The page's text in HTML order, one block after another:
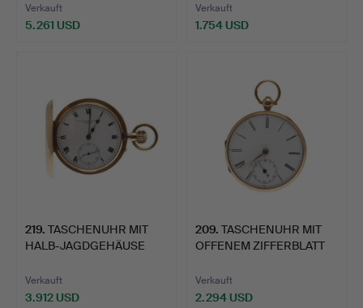
Verkauft
5.261 USD
Verkauft
1.754 USD
219. TASCHENUHR MIT
HALB-JAGDGEHÄUSE
Verkauft
3.912 USD
209. TASCHENUHR MIT
OFFENEM ZIFFERBLATT
Verkauft
2.294 USD